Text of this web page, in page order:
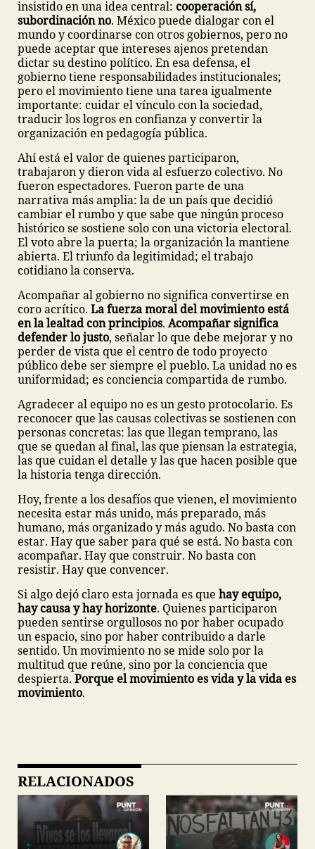
insistido en una idea central: cooperación sí,
subordinación no. México puede dialogar con el
mundo y coordinarse con otros gobiernos, pero no
puede aceptar que intereses ajenos pretendan
dictar su destino político. En esa defensa, el
gobierno tiene responsabilidades institucionales;
pero el movimiento tiene una tarea igualmente
importante: cuidar el vínculo con la sociedad,
traducir los logros en confianza y convertir la
organización en pedagogía pública.
Ahí está el valor de quienes participaron,
trabajaron y dieron vida al esfuerzo colectivo. No
fueron espectadores. Fueron parte de una
narrativa más amplia: la de un país que decidió
cambiar el rumbo y que sabe que ningún proceso
histórico se sostiene solo con una victoria electoral.
El voto abre la puerta; la organización la mantiene
abierta. El triunfo da legitimidad; el trabajo
cotidiano la conserva.
Acompañar al gobierno no significa convertirse en
coro acrítico. La fuerza moral del movimiento está
en la lealtad con principios. Acompañar significa
defender lo justo, señalar lo que debe mejorar y no
perder de vista que el centro de todo proyecto
público debe ser siempre el pueblo. La unidad no es
uniformidad; es conciencia compartida de rumbo.
Agradecer al equipo no es un gesto protocolario. Es
reconocer que las causas colectivas se sostienen con
personas concretas: las que llegan temprano, las
que se quedan al final, las que piensan la estrategia,
las que cuidan el detalle y las que hacen posible que
la historia tenga dirección.
Hoy, frente a los desafíos que vienen, el movimiento
necesita estar más unido, más preparado, más
humano, más organizado y más agudo. No basta con
estar. Hay que saber para qué se está. No basta con
acompañar. Hay que construir. No basta con
resistir. Hay que convencer.
Si algo dejó claro esta jornada es que hay equipo,
hay causa y hay horizonte. Quienes participaron
pueden sentirse orgullosos no por haber ocupado
un espacio, sino por haber contribuido a darle
sentido. Un movimiento no se mide solo por la
multitud que reúne, sino por la conciencia que
despierta. Porque el movimiento es vida y la vida es
movimiento.
RELACIONADOS